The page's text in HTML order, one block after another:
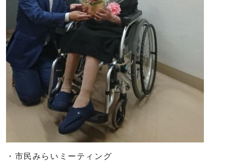
・市民みらいミーティング